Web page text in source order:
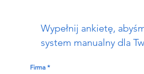
Wypełnij ankietę,
system manualny dla
Firma